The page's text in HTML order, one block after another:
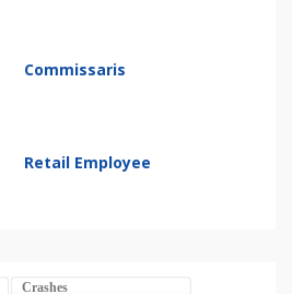
Commissaris
Retail Employee
Crashes